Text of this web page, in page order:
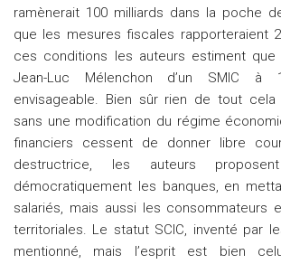
ramènerait 100 milliards dans la poche
que les mesures fiscales rapporteraient
ces conditions les auteurs estiment
Jean-Luc Mélenchon d’un SMIC à
envisageable. Bien sûr rien de tout
sans une modification du régime
financiers cessent de donner libre
destructrice, les auteurs
démocratiquement les banques, en
salariés, mais aussi les consommateurs
territoriales. Le statut SCIC, inventé par
mentionné, mais l’esprit est bien